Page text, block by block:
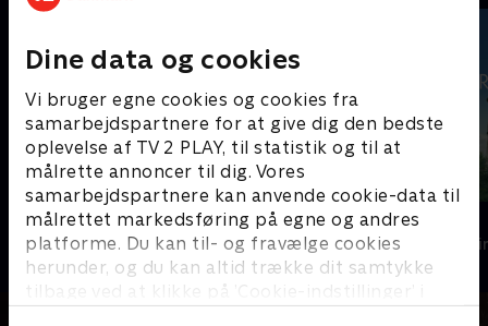
Dine data og cookies
Vi bruger egne cookies og cookies fra
samarbejdspartnere for at give dig den bedste
oplevelse af TV 2 PLAY, til statistik og til at
målrette annoncer til dig. Vores
samarbejdspartnere kan anvende cookie-data til
målrettet markedsføring på egne og andres
platforme. Du kan til- og fravælge cookies
herunder, og du kan altid trække dit samtykke
tilbage ved at klikke på ’Cookie-indstillinger’ i
Granite Harbour
Krimi & Spænding • 2 sæsoner
Kommissær
Krimi &